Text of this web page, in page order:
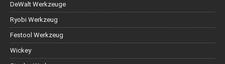
DeWalt Werkzeuge
Ryobi Werkzeug
Festool Werkzeug
Wickey